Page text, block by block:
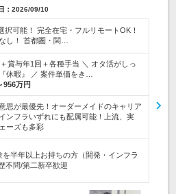
：2026/09/10
択可能！ 完全在宅・フルリモートOK！
し！ 首都圏・関…
賞与年1回＋各種手当 ＼ オタ活がしっ
休暇』 ／ 案件単価をき…
956万円
思が最優先！オーダーメイドのキャリア
ンフラいずれにも配属可能！上流、実
ーズも多彩
半年以上お持ちの方（開発・インフラ
不問/第二新卒歓迎